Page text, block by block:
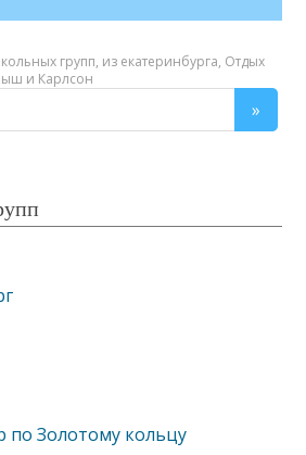
групп, из екатеринбурга, Отдых
и Карлсон
по Золотому кольцу